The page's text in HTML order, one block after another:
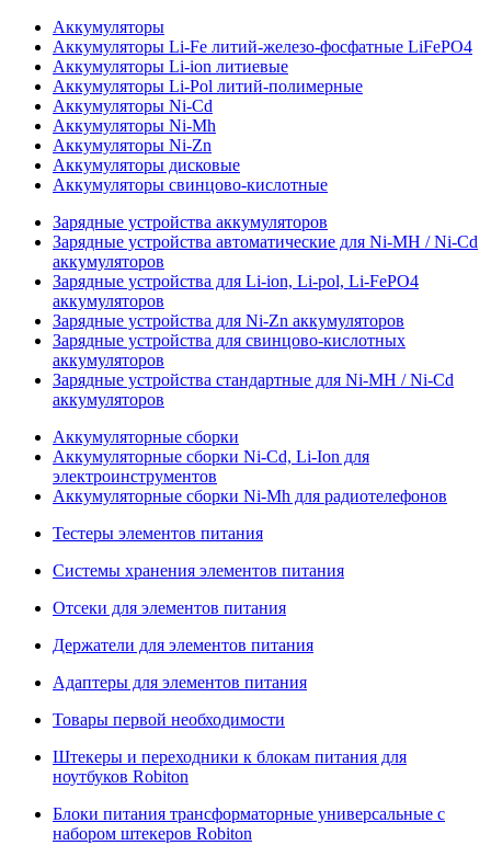
Аккумуляторы
Аккумуляторы Li-Fe литий-железо-фосфатные LiFePO4
Аккумуляторы Li-ion литиевые
Аккумуляторы Li-Pol литий-полимерные
Аккумуляторы Ni-Cd
Аккумуляторы Ni-Mh
Аккумуляторы Ni-Zn
Аккумуляторы дисковые
Аккумуляторы свинцово-кислотные
Зарядные устройства аккумуляторов
Зарядные устройства автоматические для Ni-MH / Ni-Cd
аккумуляторов
Зарядные устройства для Li-ion, Li-pol, Li-FePO4
аккумуляторов
Зарядные устройства для Ni-Zn аккумуляторов
Зарядные устройства для свинцово-кислотных
аккумуляторов
Зарядные устройства стандартные для Ni-MH / Ni-Cd
аккумуляторов
Аккумуляторные сборки
Аккумуляторные сборки Ni-Cd, Li-Ion для
электроинструментов
Аккумуляторные сборки Ni-Mh для радиотелефонов
Тестеры элементов питания
Системы хранения элементов питания
Отсеки для элементов питания
Держатели для элементов питания
Адаптеры для элементов питания
Товары первой необходимости
Штекеры и переходники к блокам питания для
ноутбуков Robiton
Блоки питания трансформаторные универсальные с
набором штекеров Robiton